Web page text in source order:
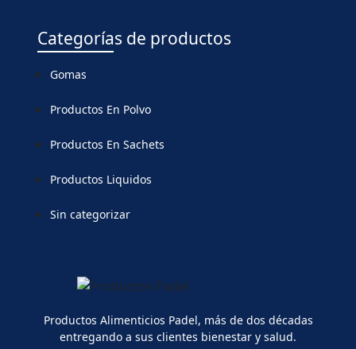
Categorías de productos
Gomas
Productos En Polvo
Productos En Sachets
Productos Liquidos
Sin categorizar
Productos Alimenticios Padel, más de dos décadas
entregando a sus clientes bienestar y salud.